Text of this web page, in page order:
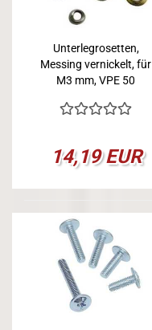
Unterlegrosetten,
Messing vernickelt, für
M3 mm, VPE 50
14,19 EUR